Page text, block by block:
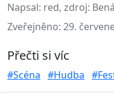
Napsal: red, zdroj:
Zveřejněno: 29.
Přečti si víc
#Scéna #Hudba